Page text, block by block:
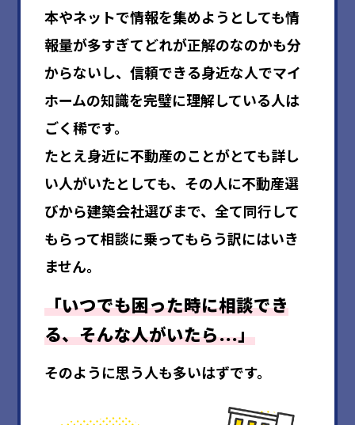
本やネットで情報を集めようとしても情
報量が多すぎてどれが正解のなのかも分
からないし、信頼できる身近な人でマイ
ホームの知識を完璧に理解している人は
ごく稀です。
たとえ身近に不動産のことがとても詳し
い人がいたとしても、その人に不動産選
びから建築会社選びまで、全て同行して
もらって相談に乗ってもらう訳にはいき
ません。
「いつでも困った時に相談でき
る、そんな人がいたら…」
そのように思う人も多いはずです。